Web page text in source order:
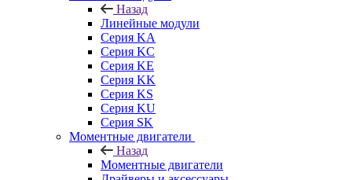
Назад
Линейные модули
Серия KA
Серия KC
Серия KE
Серия KK
Серия KS
Серия KU
Серия SK
Моментные двигатели
Назад
Моментные двигатели